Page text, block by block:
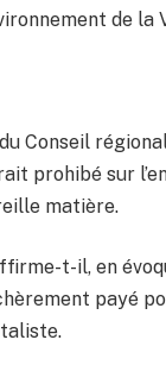
de la
Conseil
prohibé sur
matière.
t-il, en
payé